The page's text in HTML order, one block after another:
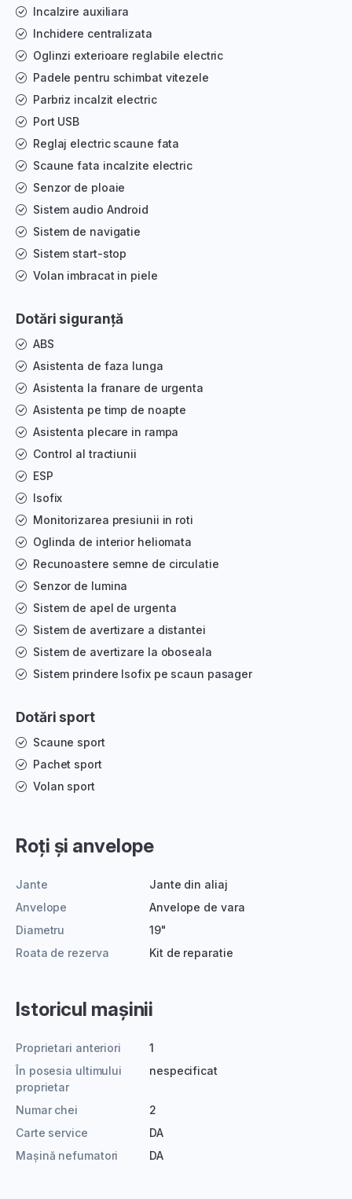
Incalzire auxiliara
Inchidere centralizata
Oglinzi exterioare reglabile electric
Padele pentru schimbat vitezele
Parbriz incalzit electric
Port USB
Reglaj electric scaune fata
Scaune fata incalzite electric
Senzor de ploaie
Sistem audio Android
Sistem de navigatie
Sistem start-stop
Volan imbracat in piele
Dotări siguranță
ABS
Asistenta de faza lunga
Asistenta la franare de urgenta
Asistenta pe timp de noapte
Asistenta plecare in rampa
Control al tractiunii
ESP
Isofix
Monitorizarea presiunii in roti
Oglinda de interior heliomata
Recunoastere semne de circulatie
Senzor de lumina
Sistem de apel de urgenta
Sistem de avertizare a distantei
Sistem de avertizare la oboseala
Sistem prindere Isofix pe scaun pasager
Dotări sport
Scaune sport
Pachet sport
Volan sport
Roți și anvelope
Jante
Jante din aliaj
Anvelope
Anvelope de vara
Diametru
19"
Roata de rezerva
Kit de reparatie
Istoricul mașinii
Proprietari anteriori
1
În posesia ultimului
proprietar
nespecificat
Numar chei
2
Carte service
DA
Mașină nefumatori
DA